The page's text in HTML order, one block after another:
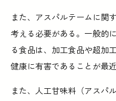
また、アスパルテームに関
考える必要がある。一般的
る食品は、加工食品や超加
健康に有害であることが最
また、人工甘味料（アスパ